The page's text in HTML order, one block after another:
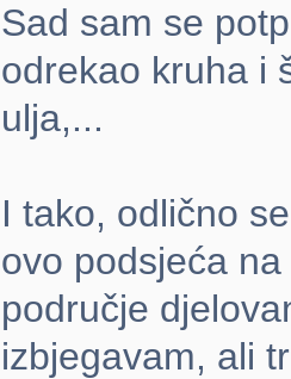
Sad sam se
odrekao kruha i
ulja,...
I tako, odlično
ovo podsjeća
područje
izbjegavam, ali